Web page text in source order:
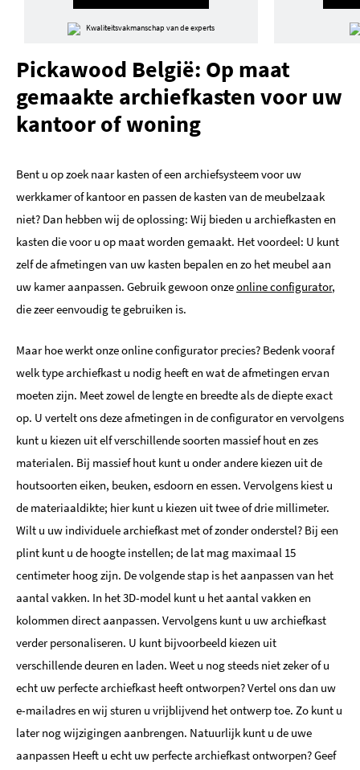
Kwaliteitsvakmanschap van de experts
Pickawood België: Op maat
gemaakte archiefkasten voor uw
kantoor of woning
Bent u op zoek naar kasten of een archiefsysteem voor uw
werkkamer of kantoor en passen de kasten van de meubelzaak
niet? Dan hebben wij de oplossing: Wij bieden u archiefkasten en
kasten die voor u op maat worden gemaakt. Het voordeel: U kunt
zelf de afmetingen van uw kasten bepalen en zo het meubel aan
uw kamer aanpassen. Gebruik gewoon onzeonline configurator,
die zeer eenvoudig te gebruiken is.
Maar hoe werkt onze online configurator precies? Bedenk vooraf
welk type archiefkast u nodig heeft en wat de afmetingen ervan
moeten zijn. Meet zowel de lengte en breedte als de diepte exact
op. U vertelt ons deze afmetingen in de configurator en vervolgens
kunt u kiezen uit elf verschillende soorten massief hout en zes
materialen. Bij massief hout kunt u onder andere kiezen uit de
houtsoorten eiken, beuken, esdoorn en essen. Vervolgens kiest u
de materiaaldikte; hier kunt u kiezen uit twee of drie millimeter.
Wilt u uw individuele archiefkast met of zonder onderstel? Bij een
plint kunt u de hoogte instellen; de lat mag maximaal 15
centimeter hoog zijn. De volgende stap is het aanpassen van het
aantal vakken. In het 3D-model kunt u het aantal vakken en
kolommen direct aanpassen. Vervolgens kunt u uw archiefkast
verder personaliseren. U kunt bijvoorbeeld kiezen uit
verschillende deuren en laden. Weet u nog steeds niet zeker of u
echt uw perfecte archiefkast heeft ontworpen? Vertel ons dan uw
e-mailadres en wij sturen u vrijblijvend het ontwerp toe. Zo kunt u
later nog wijzigingen aanbrengen. Natuurlijk kunt u de uwe
aanpassen Heeft u echt uw perfecte archiefkast ontworpen? Geef